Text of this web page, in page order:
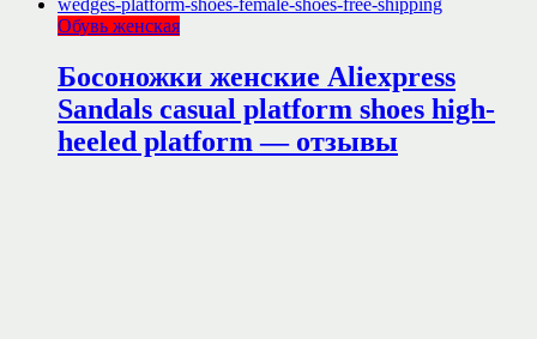
Обувь женская
Босоножки женские Aliexpress
Sandals casual platform shoes high-
heeled platform — отзывы